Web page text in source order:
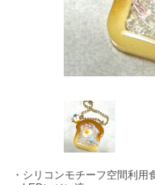
・シリコンモチーフ空間利用